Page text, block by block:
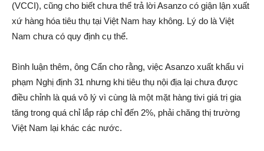
(VCCI), cũng cho biết chưa thể trả lời Asanzo có giận lận xuất
xứ hàng hóa tiêu thụ tại Việt Nam hay không. Lý do là Việt
Nam chưa có quy định cụ thể.
Bình luận thêm, ông Cẩn cho rằng, việc Asanzo xuất khẩu vi
phạm Nghị định 31 nhưng khi tiêu thụ nội địa lại chưa được
điều chỉnh là quá vô lý vì cùng là một mặt hàng tivi giá trị gia
tăng trong quá chỉ lắp ráp chỉ đến 2%, phải chăng thị trường
Việt Nam lại khác các nước.